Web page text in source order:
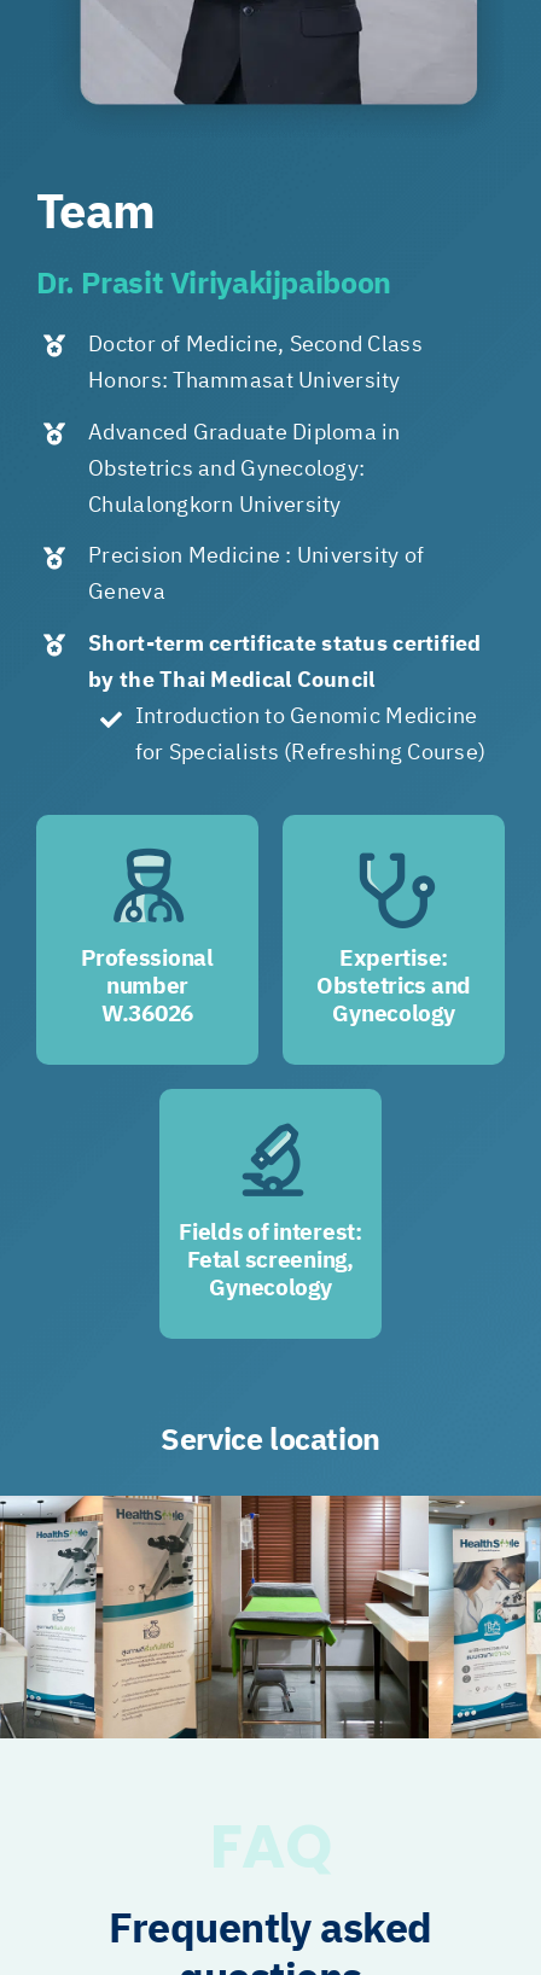
Team
Dr. Prasit Viriyakijpaiboon
Doctor of Medicine, Second Class
Honors: Thammasat University
Advanced Graduate Diploma in
Obstetrics and Gynecology:
Chulalongkorn University
Precision Medicine : University of
Geneva
Short-term certificate status certified
by the Thai Medical Council
Introduction to Genomic Medicine
for Specialists (Refreshing Course)
Professional
number
W.36026
Expertise:
Obstetrics and
Gynecology
Fields of interest:
Fetal screening,
Gynecology
Service location
FAQ
Frequently asked